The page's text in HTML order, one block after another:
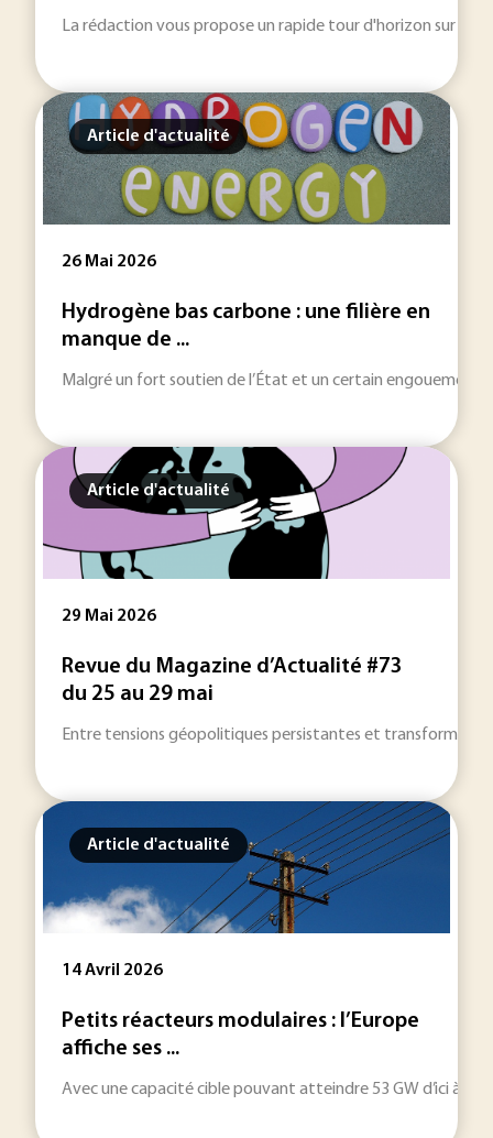
La rédaction vous propose un rapide tour d'horizon sur les
Article d'actualité
26 Mai 2026
Hydrogène bas carbone : une filière en
manque de ...
Malgré un fort soutien de l’État et un certain engouement
Article d'actualité
29 Mai 2026
Revue du Magazine d’Actualité #73
du 25 au 29 mai
Entre tensions géopolitiques persistantes et
Article d'actualité
14 Avril 2026
Petits réacteurs modulaires : l’Europe
affiche ses ...
Avec une capacité cible pouvant atteindre 53 GW d’ici à